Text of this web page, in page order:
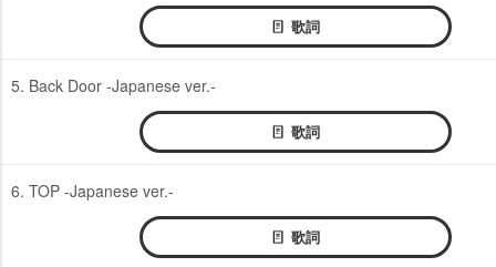
歌詞
5. Back Door -Japanese ver.-
歌詞
6. TOP -Japanese ver.-
歌詞